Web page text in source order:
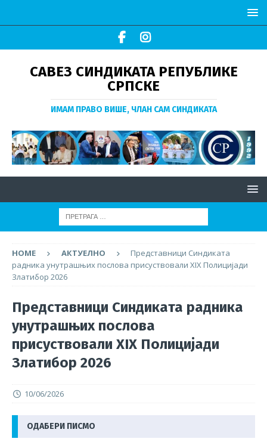
САВЕЗ СИНДИКАТА РЕПУБЛИКЕ
СРПСКЕ
ИМАМ ПРАВО ВИШЕ, ЧЛАН САМ СИНДИКАТА
HOME АКТУЕЛНО
Представници Синдиката
радника унутрашњих послова присуствовали XIX Полицијади
Златибор 2026
Представници Синдиката радника
унутрашњих послова
присуствовали XIX Полицијади
Златибор 2026
10/06/2026
ОДАБЕРИ ПИСМО